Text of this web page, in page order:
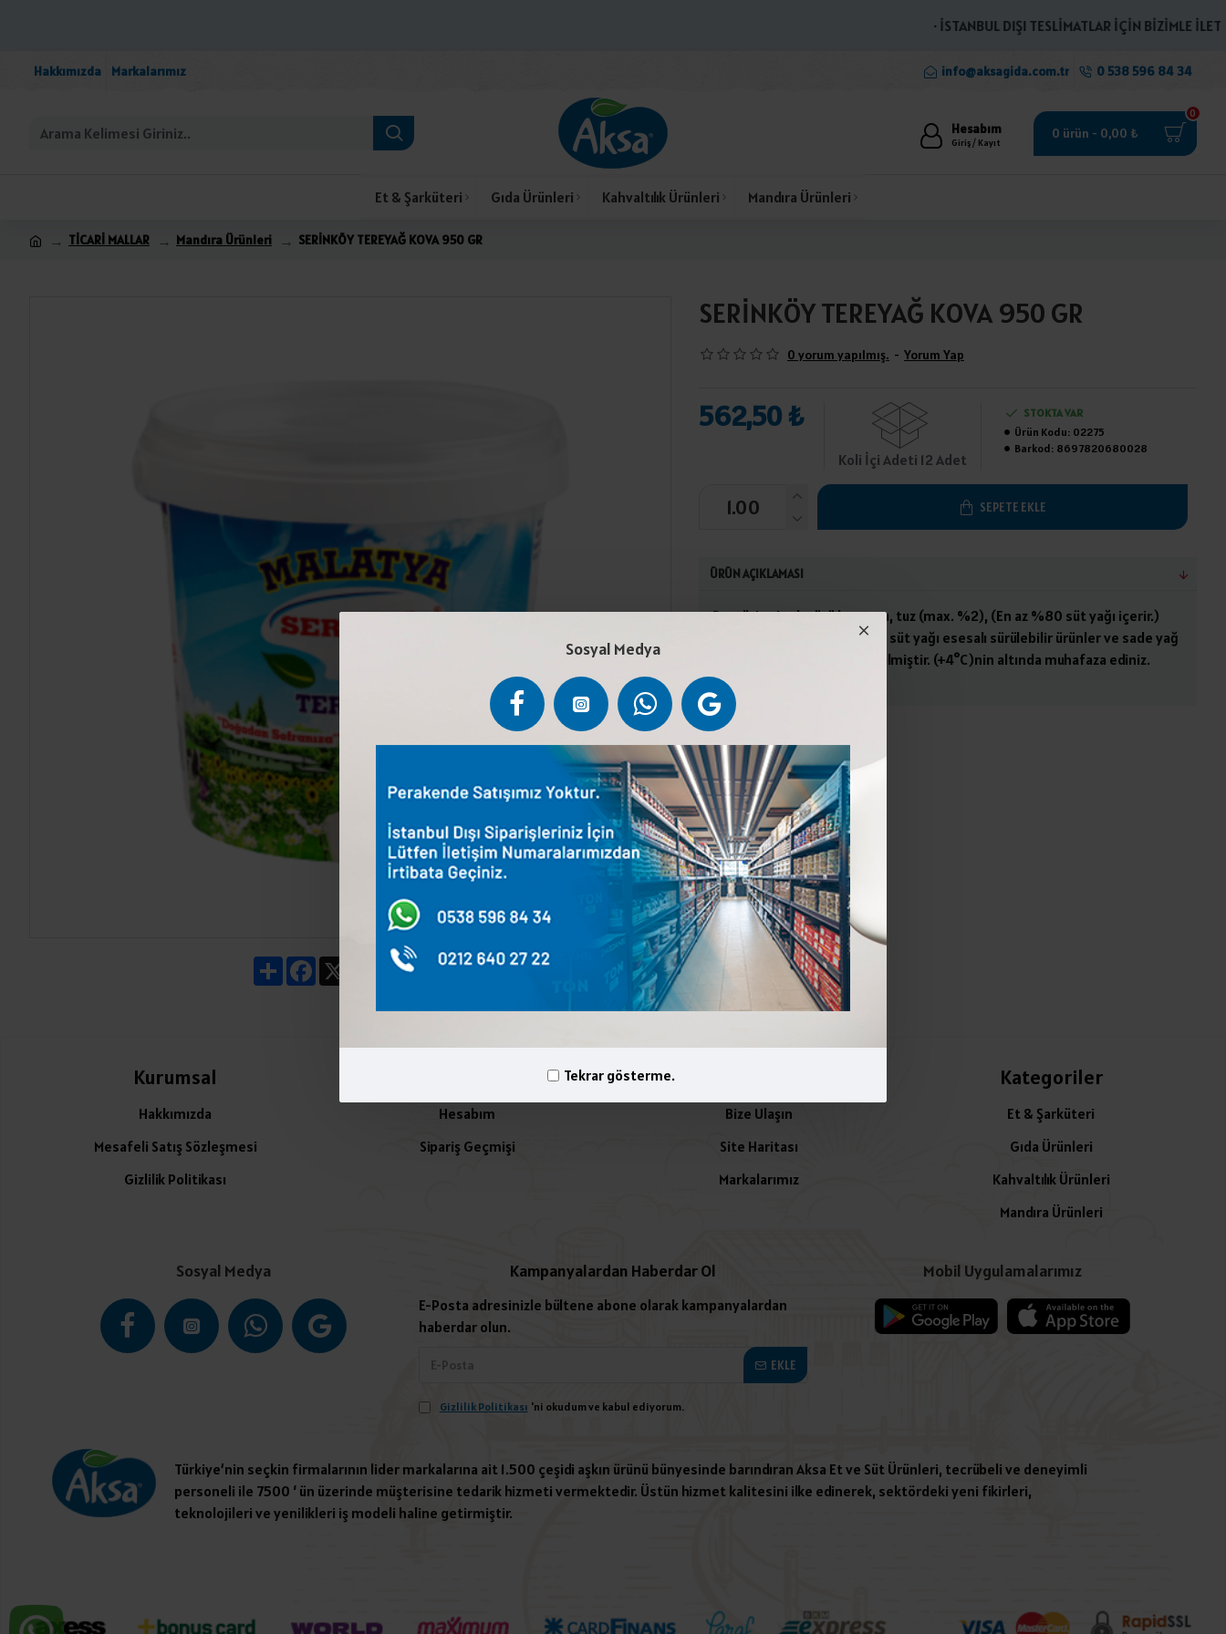
Sosyal Medya
Tekrar gösterme.
· İSTANBUL DIŞI TESLİMATLAR İÇİN BİZİMLE
Hakkımızda Markalarımız info@aksagida.com.tr 0 538 596 84 34
Hesabım
Giriş / Kayıt
0 ürün - 0,00 ₺
0
Et & Şarküteri Gıda Ürünleri Kahvaltılık Ürünleri Mandıra Ürünleri
TİCARİ MALLAR Mandıra Ürünleri SERİNKÖY TEREYAĞ KOVA 950 GR
ShareFacebook Pinterest
WhatsApp
Email
SERİNKÖY TEREYAĞ KOVA 950 GR
0 yorum yapılmış. - Yorum Yap
562,50 ₺
Koli İçi Adeti 12 Adet
STOKTA VAR
Ürün Kodu: 02275
Barkod: 8697820680028
SEPETE EKLE
ÜRÜN AÇIKLAMASI
Pastörize inek sütü kreması, tuz (max. %2), (En az %80 süt yağı içerir.)
Türk Gıda Kodeksi Tereyağı, süt yağı esesalı sürülebilir ürünler ve sade yağ
tebliğine uygun olarak üretilmiştir. (+4°C)nin altında muhafaza ediniz.
Laktoz İçerir.
Kurumsal
Hakkımızda
Mesafeli Satış Sözleşmesi
Gizlilik Politikası
Hesabım
Sipariş Geçmişi
Bize Ulaşın
Site Haritası
Markalarımız
Kategoriler
Et & Şarküteri
Gıda Ürünleri
Kahvaltılık Ürünleri
Mandıra Ürünleri
Sosyal Medya Kampanyalardan Haberdar Ol
E-Posta adresinizle bültene abone olarak kampanyalardan
haberdar olun.
EKLE
Gizlilik Politikası 'ni okudum ve kabul ediyorum.
Mobil Uygulamalarımız
Türkiye’nin seçkin firmalarının lider markalarına ait 1.500 çeşidi aşkın ürünü bünyesinde barındıran Aksa Et ve Süt Ürünleri, tecrübeli ve deneyimli
personeli ile 7500 ‘ ün üzerinde müşterisine tedarik hizmeti vermektedir. Üstün hizmet kalitesini ilke edinerek, sektördeki yeni fikirleri,
teknolojileri ve yenilikleri iş modeli haline getirmiştir.